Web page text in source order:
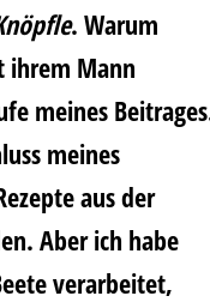
. Warum
ihrem Mann
meines
meines
aus der
Aber ich habe
verarbeitet,